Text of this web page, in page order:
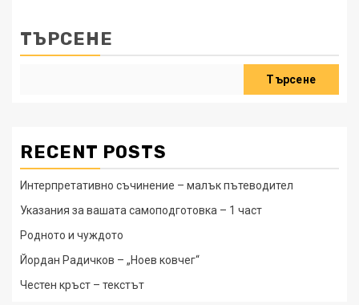
ТЪРСЕНЕ
Търсене
RECENT POSTS
Интерпретативно съчинение – малък пътеводител
Указания за вашата самоподготовка – 1 част
Родното и чуждото
Йордан Радичков – „Ноев ковчег“
Честен кръст – текстът